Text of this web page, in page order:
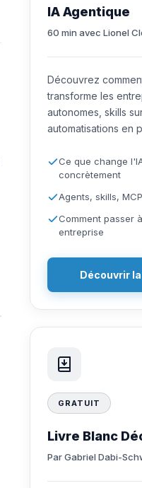
IA Agentique
60 min avec Lionel
Découvrez
transforme les
autonomes, skills
automatisations en
Ce que change
concrètement
Agents, skills,
Comment passer
entreprise
Découvrir
GRATUIT
Livre Blanc
Par Gabriel Dabi-